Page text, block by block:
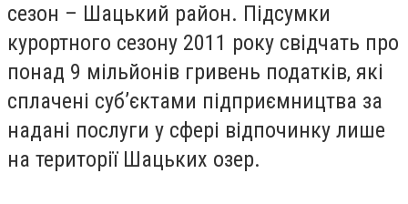
сезон – Шацький район. Підсумки
курортного сезону 2011 року свідчать про
понад 9 мільйонів гривень податків, які
сплачені суб’єктами підприємництва за
надані послуги у сфері відпочинку лише
на території Шацьких озер.